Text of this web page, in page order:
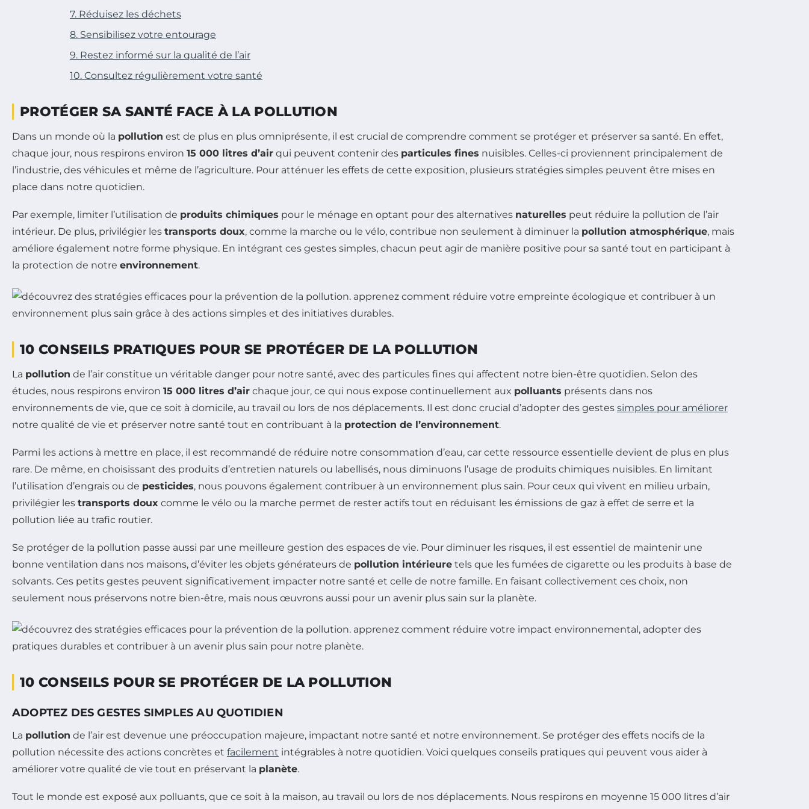
7. Réduisez les déchets
8. Sensibilisez votre entourage
9. Restez informé sur la qualité de l’air
10. Consultez régulièrement votre santé
PROTÉGER SA SANTÉ FACE À LA POLLUTION
Dans un monde où la pollution est de plus en plus omniprésente, il est crucial de comprendre comment se protéger et préserver sa santé. En effet,
chaque jour, nous respirons environ 15 000 litres d’air qui peuvent contenir des particules fines nuisibles. Celles-ci proviennent principalement de
l’industrie, des véhicules et même de l’agriculture. Pour atténuer les effets de cette exposition, plusieurs stratégies simples peuvent être mises en
place dans notre quotidien.
Par exemple, limiter l’utilisation de produits chimiques pour le ménage en optant pour des alternatives naturelles peut réduire la pollution de l’air
intérieur. De plus, privilégier les transports doux, comme la marche ou le vélo, contribue non seulement à diminuer la pollution atmosphérique, mais
améliore également notre forme physique. En intégrant ces gestes simples, chacun peut agir de manière positive pour sa santé tout en participant à
la protection de notre environnement.
10 CONSEILS PRATIQUES POUR SE PROTÉGER DE LA POLLUTION
La pollution de l’air constitue un véritable danger pour notre santé, avec des particules fines qui affectent notre bien-être quotidien. Selon des
études, nous respirons environ 15 000 litres d’air chaque jour, ce qui nous expose continuellement aux polluants présents dans nos
environnements de vie, que ce soit à domicile, au travail ou lors de nos déplacements. Il est donc crucial d’adopter des gestes simples pour améliorer
notre qualité de vie et préserver notre santé tout en contribuant à la protection de l’environnement.
Parmi les actions à mettre en place, il est recommandé de réduire notre consommation d’eau, car cette ressource essentielle devient de plus en plus
rare. De même, en choisissant des produits d’entretien naturels ou labellisés, nous diminuons l’usage de produits chimiques nuisibles. En limitant
l’utilisation d’engrais ou de pesticides, nous pouvons également contribuer à un environnement plus sain. Pour ceux qui vivent en milieu urbain,
privilégier les transports doux comme le vélo ou la marche permet de rester actifs tout en réduisant les émissions de gaz à effet de serre et la
pollution liée au trafic routier.
Se protéger de la pollution passe aussi par une meilleure gestion des espaces de vie. Pour diminuer les risques, il est essentiel de maintenir une
bonne ventilation dans nos maisons, d’éviter les objets générateurs de pollution intérieure tels que les fumées de cigarette ou les produits à base de
solvants. Ces petits gestes peuvent significativement impacter notre santé et celle de notre famille. En faisant collectivement ces choix, non
seulement nous préservons notre bien-être, mais nous œuvrons aussi pour un avenir plus sain sur la planète.
10 CONSEILS POUR SE PROTÉGER DE LA POLLUTION
ADOPTEZ DES GESTES SIMPLES AU QUOTIDIEN
La pollution de l’air est devenue une préoccupation majeure, impactant notre santé et notre environnement. Se protéger des effets nocifs de la
pollution nécessite des actions concrètes et facilement intégrables à notre quotidien. Voici quelques conseils pratiques qui peuvent vous aider à
améliorer votre qualité de vie tout en préservant la planète.
Tout le monde est exposé aux polluants, que ce soit à la maison, au travail ou lors de nos déplacements. Nous respirons en moyenne 15 000 litres d’air